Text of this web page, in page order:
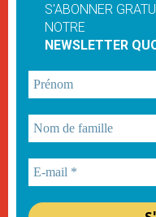
S'ABONNER
NOTRE
NEWSLETTER